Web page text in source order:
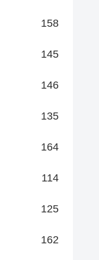
158
145
146
135
164
114
125
162